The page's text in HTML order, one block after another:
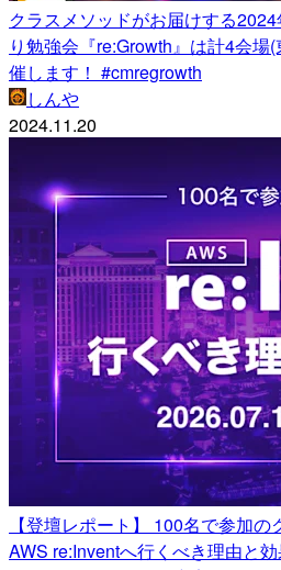
クラスメソッドがお届けする
り勉強会『re:Growth』は計4会場
催します！ #cmregrowth
しんや
2024.11.20
【登壇レポート】 100名で参加
AWS re:Inventへ行くべき理由と